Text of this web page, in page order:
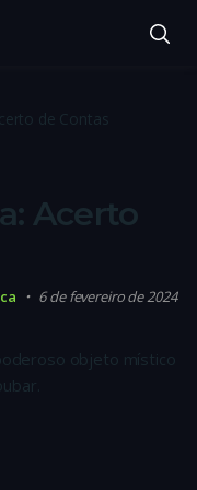
de Contas
Acerto
6 de fevereiro de 2024
objeto místico